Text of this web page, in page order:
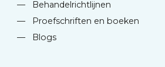
—
Behandelrichtlijnen
—
Proefschriften en boeken
—
Blogs